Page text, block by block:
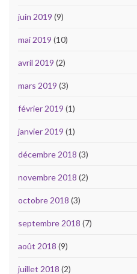
juin 2019 (9)
mai 2019 (10)
avril 2019 (2)
mars 2019 (3)
février 2019 (1)
janvier 2019 (1)
décembre 2018 (3)
novembre 2018 (2)
octobre 2018 (3)
septembre 2018 (7)
août 2018 (9)
juillet 2018 (2)